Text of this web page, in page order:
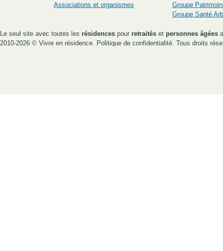
Associations et organismes
Groupe
Groupe Santé
Le seul site avec toutes les résidences pour retraités et personnes âgées
2010-2026 © Vivre en résidence. Politique de confidentialité. Tous droits